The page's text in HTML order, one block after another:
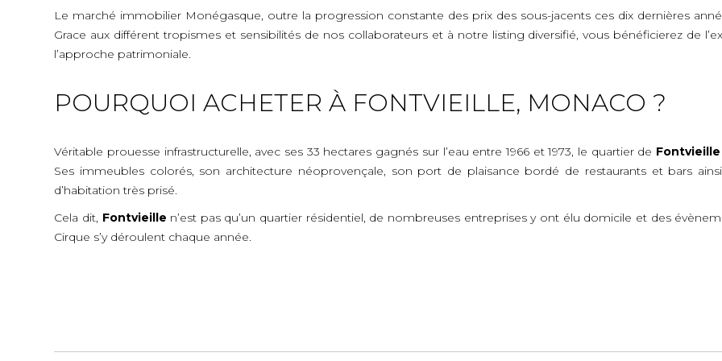
Le marché immobilier Monégasque, outre la progression constante des prix des sous-jacents ces dix dernières
Grace aux différent tropismes et sensibilités de nos collaborateurs et à notre listing diversifié, vous bénéficierez de
l’approche patrimoniale.
POURQUOI ACHETER À FONTVIEILLE, MONACO ?
Véritable prouesse infrastructurelle, avec ses 33 hectares gagnés sur l’eau entre 1966 et 1973, le quartier de Fontvieille
Ses immeubles colorés, son architecture néoprovençale, son port de plaisance bordé de restaurants et bars
d’habitation très prisé.
Cela dit, Fontvieille n’est pas qu’un quartier résidentiel, de nombreuses entreprises y ont élu domicile et des
Cirque s’y déroulent chaque année.